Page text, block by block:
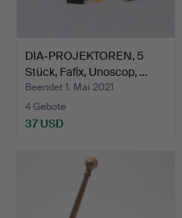
DIA-PROJEKTOREN, 5
Stück, Fafix, Unoscop, …
Beendet 1. Mai 2021
4 Gebote
37 USD